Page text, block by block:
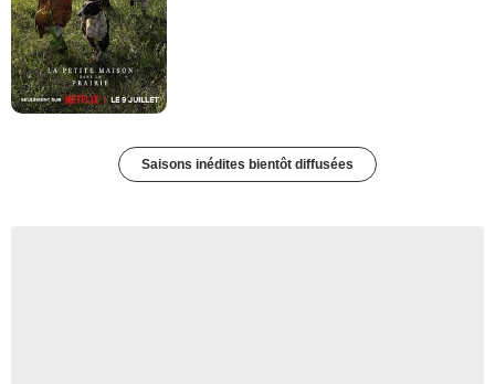
Saisons inédites bientôt diffusées